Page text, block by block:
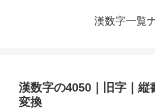
漢数字一覧
漢数字の4050｜旧字｜縦
変換